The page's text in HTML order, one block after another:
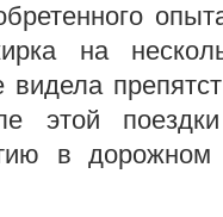
на
этой
в дорожном